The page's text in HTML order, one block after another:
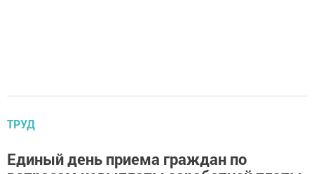
ТРУД
Единый день приема граждан по